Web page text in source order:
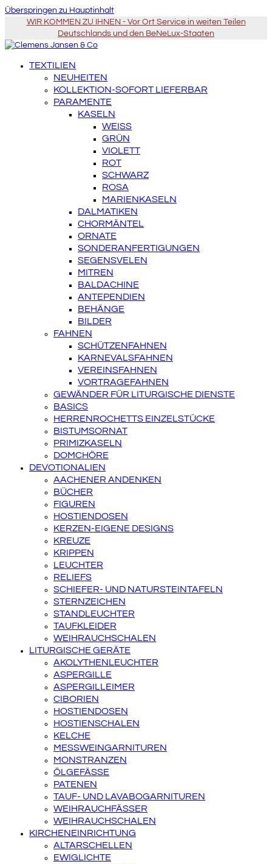
Überspringen zu Hauptinhalt
WIR KOMMEN ZU IHNEN - Vor Ort Service in weiten Teilen
Deutschlands und den BeNeLux-Staaten
TEXTILIEN
NEUHEITEN
KOLLEKTION-SOFORT LIEFERBAR
PARAMENTE
KASELN
WEISS
GRÜN
VIOLETT
ROT
SCHWARZ
ROSA
MARIENKASELN
DALMATIKEN
CHORMÄNTEL
ORNATE
SONDERANFERTIGUNGEN
SEGENSVELEN
MITREN
BALDACHINE
ANTEPENDIEN
BEHÄNGE
BILDER
FAHNEN
SCHÜTZENFAHNEN
KARNEVALSFAHNEN
VEREINSFAHNEN
VORTRAGEFAHNEN
GEWÄNDER FÜR LITURGISCHE DIENSTE
BASICS
HERRENROCHETTS EINZELSTÜCKE
BISTUMSORNAT
PRIMIZKASELN
DOMCHÖRE
DEVOTIONALIEN
AACHENER ANDENKEN
BÜCHER
FIGUREN
HOSTIENDOSEN
KERZEN-EIGENE DESIGNS
KREUZE
KRIPPEN
LEUCHTER
RELIEFS
SCHIEFER- UND NATURSTEINTAFELN
STERNZEICHEN
STANDLEUCHTER
TAUFKLEIDER
WEIHRAUCHSCHALEN
LITURGISCHE GERÄTE
AKOLYTHENLEUCHTER
ASPERGILLE
ASPERGILLEIMER
CIBORIEN
HOSTIENDOSEN
HOSTIENSCHALEN
KELCHE
MESSWEINGARNITUREN
MONSTRANZEN
ÖLGEFÄSSE
PATENEN
TAUF- UND LAVABOGARNITUREN
WEIHRAUCHFÄSSER
WEIHRAUCHSCHALEN
KIRCHENEINRICHTUNG
ALTARSCHELLEN
EWIGLICHTE